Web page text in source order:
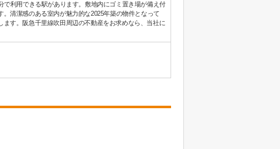
利用できる駅があります。敷地内にゴミ置き場が備え付
清潔感のある室内が魅力的な2025年築の物件となって
す。阪急千里線吹田周辺の不動産をお求めなら、当社に